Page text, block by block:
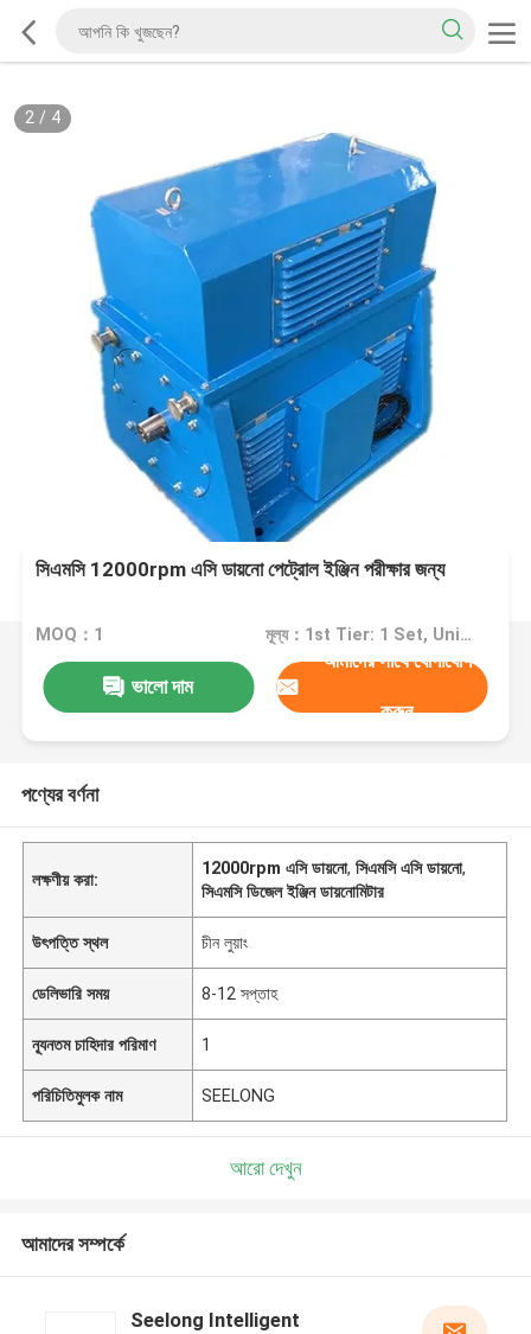
2/ 4
সিএমসি 12000rpm এসি ডায়নো পেট্রোল ইঞ্জিন পরীক্ষার জন্য
MOQ：1 মূল্য：1st Tier: 1 Set, Unit Price USD 3.00 2nd Tier: 2-5 Sets, Unit Price USD 2.00 3rd Tier: Over 5 Sets, Unit Price USD 1.00
ভালো দাম
আমাদের সাথে যোগাযোগ
করুন
পণ্যের বর্ণনা
লক্ষণীয় করা:
12000rpm এসি ডায়নো,সিএমসি এসি ডায়নো,
সিএমসি ডিজেল ইঞ্জিন ডায়নোমিটার
উৎপত্তি স্থল চীন লুয়াং
ডেলিভারি সময় 8-12 সপ্তাহ
ন্যূনতম চাহিদার পরিমাণ 1
পরিচিতিমুলক নাম SEELONG
আরো দেখুন
আমাদের সম্পর্কে
Seelong Intelligent